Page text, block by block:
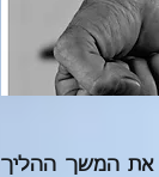
את המשך ההליך